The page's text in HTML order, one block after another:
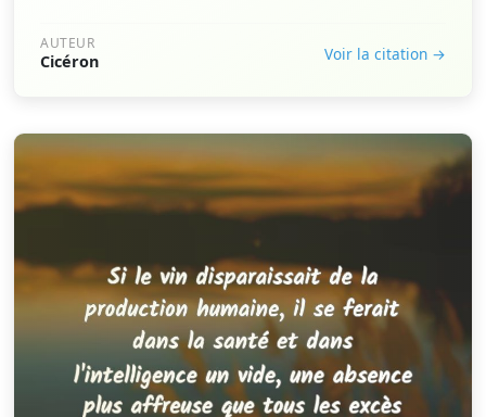
AUTEUR
Cicéron Voir la citation →